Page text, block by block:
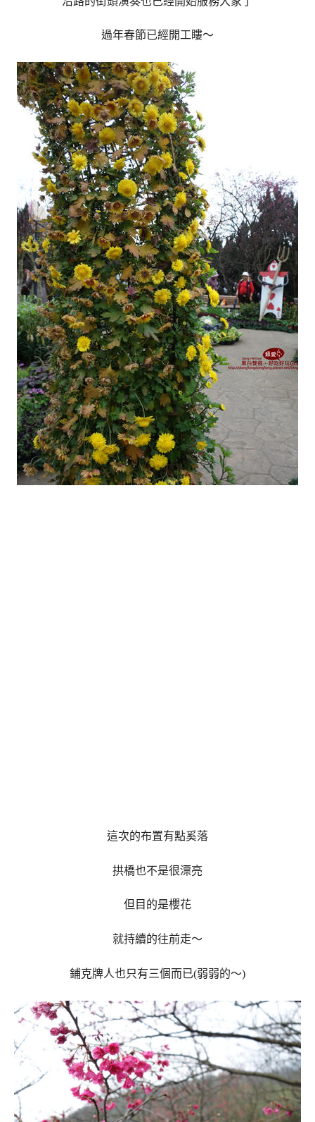
過年春節已經開工瞜～
這次的布置有點奚落
拱橋也不是很漂亮
但目的是櫻花
就持續的往前走～
鋪克牌人也只有三個而已(弱弱的～)